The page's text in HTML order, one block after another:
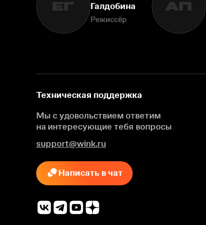
ЕГ Галдобина
Режиссёр
АП
Техническая поддержка
Мы с удовольствием ответим
на интересующие тебя вопросы
support@wink.ru
Написать в чат